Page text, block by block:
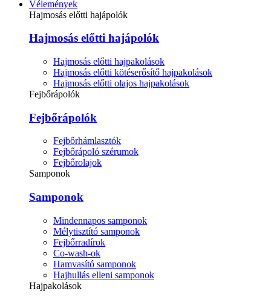
Vélemények
Hajmosás előtti hajápolók
Hajmosás előtti hajápolók
Hajmosás előtti hajpakolások
Hajmosás előtti kötéserősítő hajpakolások
Hajmosás előtti olajos hajpakolások
Fejbőrápolók
Fejbőrápolók
Fejbőrhámlasztók
Fejbőrápoló szérumok
Fejbőrolajok
Samponok
Samponok
Mindennapos samponok
Mélytisztító samponok
Fejbőrradírok
Co-wash-ok
Hamvasító samponok
Hajhullás elleni samponok
Hajpakolások